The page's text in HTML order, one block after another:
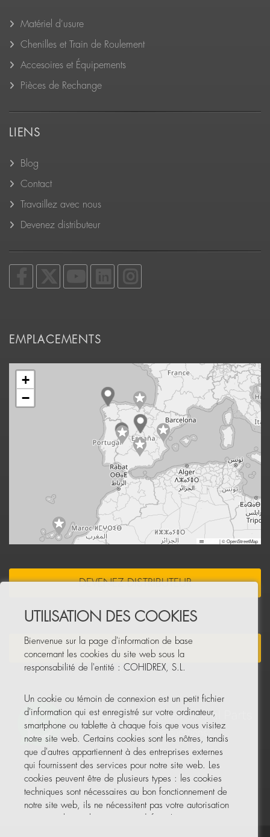
Matériel d'usure
Chenilles et Train de Roulement
Accesoires et Équipements
Pièces de Rechange
LIENS
Blog
Contact
Travaillez avec nous
Devenez distributeur
EMPLACEMENTS
+
−
|© OpenStreetMap
DEVENEZ DISTRIBUTEUR
NEWSLETTER
UTILISATION DES COOKIES
Bienvenue sur la page d'information de base
concernant les cookies du site web sous la
responsabilité de l'entité : COHIDREX, S.L.
Un cookie ou témoin de connexion est un petit fichier
d'information qui est enregistré sur votre ordinateur,
smartphone ou tablette à chaque fois que vous visitez
notre site web. Certains cookies sont les nôtres, tandis
que d'autres appartiennent à des entreprises externes
qui fournissent des services pour notre site web. Les
cookies peuvent être de plusieurs types : les cookies
techniques sont nécessaires au bon fonctionnement de
notre site web, ils ne nécessitent pas votre autorisation